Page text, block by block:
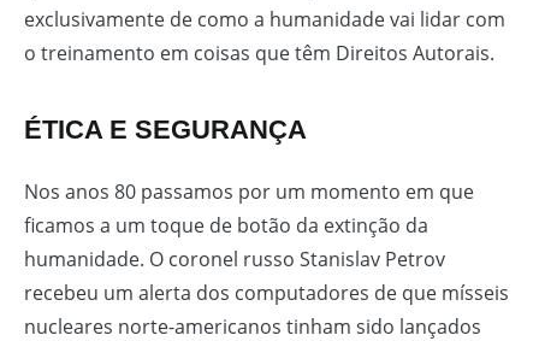
exclusivamente de como a humanidade vai lidar com
o treinamento em coisas que têm Direitos Autorais.
ÉTICA E SEGURANÇA
Nos anos 80 passamos por um momento em que
ficamos a um toque de botão da extinção da
humanidade. O coronel russo Stanislav Petrov
recebeu um alerta dos computadores de que mísseis
nucleares norte-americanos tinham sido lançados